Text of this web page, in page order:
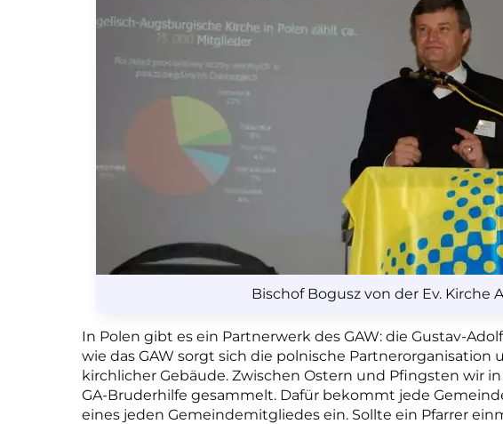
Bischof Bogusz von der Ev. Kirche
In Polen gibt es ein Partnerwerk des GAW: die Gustav-
wie das GAW sorgt sich die polnische
kirchlicher Gebäude. Zwischen Ostern und Pfingsten wir
GA-Bruderhilfe gesammelt. Dafür bekommt jede
eines jeden Gemeindemitgliedes ein. Sollte ein Pfarrer